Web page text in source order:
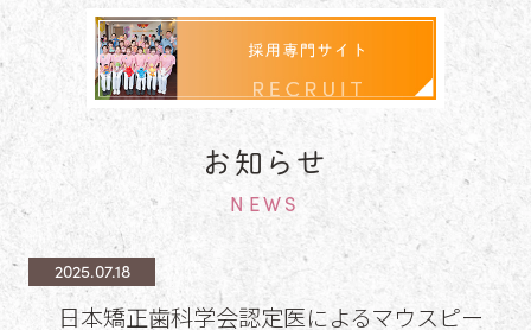
お知らせ
NEWS
2025.07.18
日本矯正歯科学会認定医によるマウスピー